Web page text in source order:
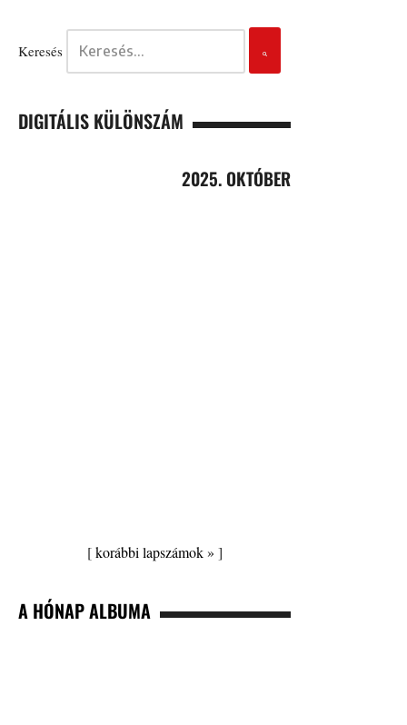
Keresés
DIGITÁLIS KÜLÖNSZÁM
2025. OKTÓBER
[korábbi lapszámok » ]
A HÓNAP ALBUMA